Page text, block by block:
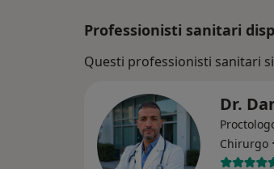
Professionisti sanitari
Questi professionisti sanitari
Dr.
Chirurgo ·